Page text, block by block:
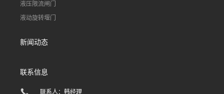
液压限流闸门
液动旋转堰门
新闻动态
联系信息
联系人：韩经理